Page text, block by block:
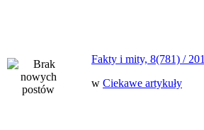
Fakty i mity, 8(781) /
w Ciekawe artykuły